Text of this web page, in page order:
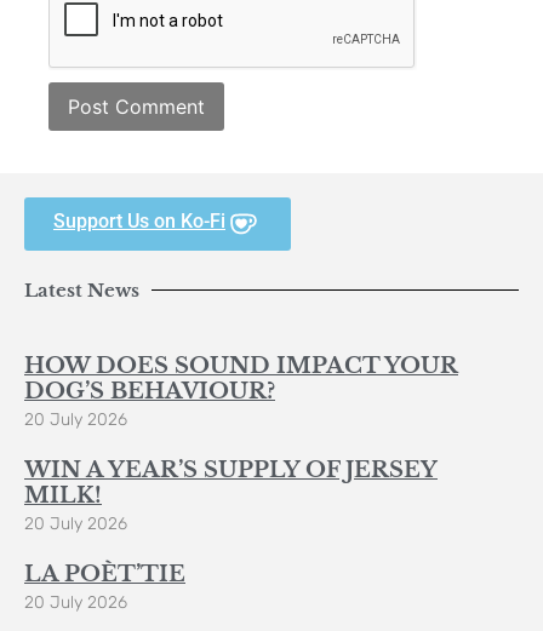
Support Us on Ko-Fi
Latest News
HOW DOES SOUND IMPACT YOUR
DOG’S BEHAVIOUR?
20 July 2026
WIN A YEAR’S SUPPLY OF JERSEY
MILK!
20 July 2026
LA POÈT’TIE
20 July 2026